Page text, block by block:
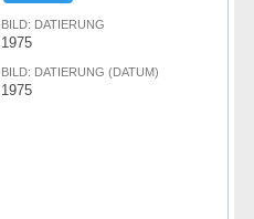
BILD: DATIERUNG
1975
BILD: DATIERUNG (DATUM)
1975